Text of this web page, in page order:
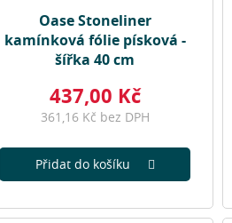
Oase Stoneliner
kamínková fólie písková -
šířka 40 cm
437,00 Kč
361,16 Kč bez DPH
Přidat do košíku